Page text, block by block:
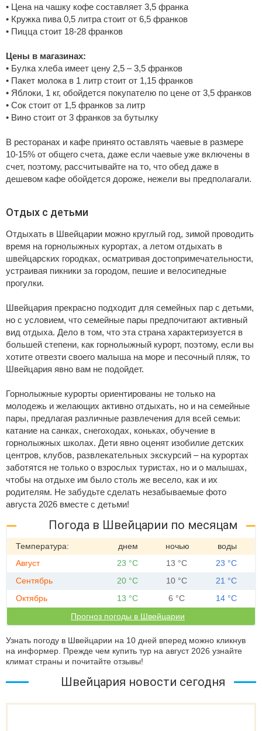
• Цена на чашку кофе составляет 3,5 франка
• Кружка пива 0,5 литра стоит от 6,5 франков
• Пицца стоит 18-28 франков
Цены в магазинах:
• Булка хлеба имеет цену 2,5 – 3,5 франков
• Пакет молока в 1 литр стоит от 1,15 франков
• Яблоки, 1 кг, обойдется покупателю по цене от 3,5 франков
• Сок стоит от 1,5 франков за литр
• Вино стоит от 3 франков за бутылку
В ресторанах и кафе принято оставлять чаевые в размере
10-15% от общего счета, даже если чаевые уже включены в
счет, поэтому, рассчитывайте на то, что обед даже в
дешевом кафе обойдется дороже, нежели вы предполагали.
Отдых с детьми
Отдыхать в Швейцарии можно круглый год, зимой проводить
время на горнолыжных курортах, а летом отдыхать в
швейцарских городках, осматривая достопримечательности,
устраивая пикники за городом, пешие и велосипедные
прогулки.
Швейцария прекрасно подходит для семейных пар с детьми,
но с условием, что семейные пары предпочитают активный
вид отдыха. Дело в том, что эта страна характеризуется в
большей степени, как горнолыжный курорт, поэтому, если вы
хотите отвезти своего малыша на море и песочный пляж, то
Швейцария явно вам не подойдет.
Горнолыжные курорты ориентированы не только на
молодежь и желающих активно отдыхать, но и на семейные
пары, предлагая различные развлечения для всей семьи:
катание на санках, снегоходах, коньках, обучение в
горнолыжных школах. Дети явно оценят изобилие детских
центров, клубов, развлекательных экскурсий – на курортах
заботятся не только о взрослых туристах, но и о малышах,
чтобы на отдыхе им было столь же весело, как и их
родителям. Не забудьте сделать незабываемые фото
августа 2026 вместе с детьми!
Погода в Швейцарии по месяцам
Температура: днем ночью
воды
Август
23 °C 13 °C
23 °C
Сентябрь
20 °C 10 °C
21 °C
Октябрь
13 °C 6 °C
14 °C
Прогноз погоды в Швейцарии
Узнать погоду в Швейцарии на 10 дней вперед можно кликнув
на информер. Прежде чем купить тур на август 2026 узнайте
климат страны и почитайте отзывы!
Швейцария новости сегодня